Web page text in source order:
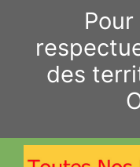
contenu
des